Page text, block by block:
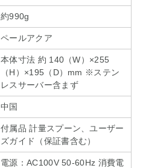
約990g
ペールアクア
本体寸法 約 140（W）×255
（H）×195（D）mm ※ステン
レスサーバー含まず
中国
付属品 計量スプーン、ユーザー
ズガイド（保証書含む）
電源：AC100V 50-60Hz 消費電